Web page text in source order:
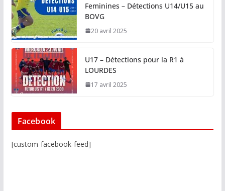
Feminines – Détections U14/U15 au
BOVG
20 avril 2025
U17 – Détections pour la R1 à
LOURDES
17 avril 2025
Facebook
[custom-facebook-feed]